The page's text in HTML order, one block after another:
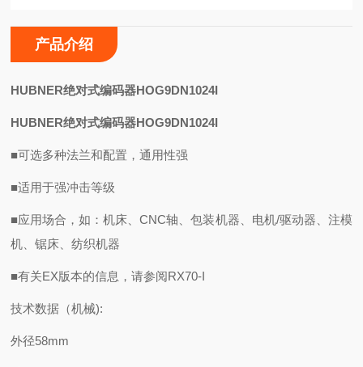
产品介绍
HUBNER绝对式编码器HOG9DN1024I
HUBNER绝对式编码器HOG9DN1024I
■可选多种法兰和配置，通用性强
■适用于强冲击等级
■应用场合，如：机床、CNC轴、包装机器、电机/驱动器、注模
机、锯床、纺织机器
■有关EX版本的信息，请参阅RX70-I
技术数据（机械):
外径58mm